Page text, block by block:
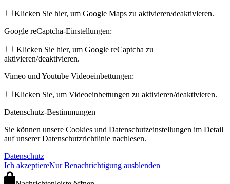
Klicken Sie hier, um Google Maps zu aktivieren/deaktivieren.
Google reCaptcha-Einstellungen:
Klicken Sie hier, um Google reCaptcha zu
aktivieren/deaktivieren.
Vimeo und Youtube Videoeinbettungen:
Klicken Sie, um Videoeinbettungen zu aktivieren/deaktivieren.
Datenschutz-Bestimmungen
Sie können unsere Cookies und Datenschutzeinstellungen im Detail
auf unserer Datenschutzrichtlinie nachlesen.
Datenschutz
Ich akzeptiereNur Benachrichtigung ausblenden